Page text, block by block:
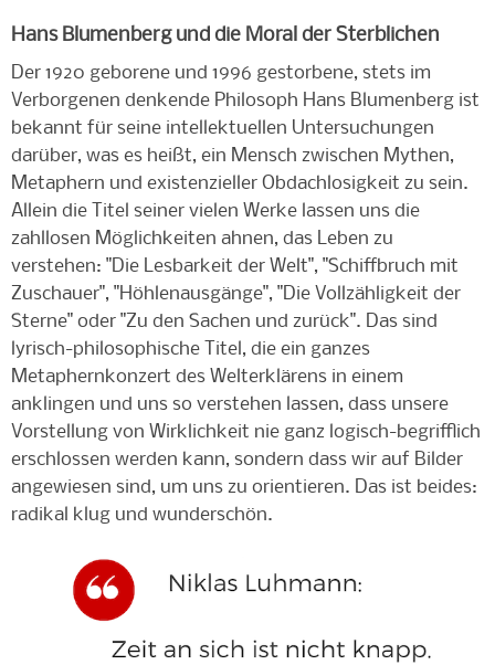
Hans Blumenberg und die Moral der Sterblichen
Der 1920 geborene und 1996 gestorbene, stets im
Verborgenen denkende Philosoph Hans Blumenberg ist
bekannt für seine intellektuellen Untersuchungen
darüber, was es heißt, ein Mensch zwischen Mythen,
Metaphern und existenzieller Obdachlosigkeit zu sein.
Allein die Titel seiner vielen Werke lassen uns die
zahllosen Möglichkeiten ahnen, das Leben zu
verstehen: "Die Lesbarkeit der Welt", "Schiffbruch mit
Zuschauer", "Höhlenausgänge", "Die Vollzähligkeit der
Sterne" oder "Zu den Sachen und zurück". Das sind
lyrisch-philosophische Titel, die ein ganzes
Metaphernkonzert des Welterklärens in einem
anklingen und uns so verstehen lassen, dass unsere
Vorstellung von Wirklichkeit nie ganz logisch-begrifflich
erschlossen werden kann, sondern dass wir auf Bilder
angewiesen sind, um uns zu orientieren. Das ist beides:
radikal klug und wunderschön.